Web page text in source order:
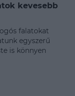
kevesebb
falatokat
egyszerű
is könnyen